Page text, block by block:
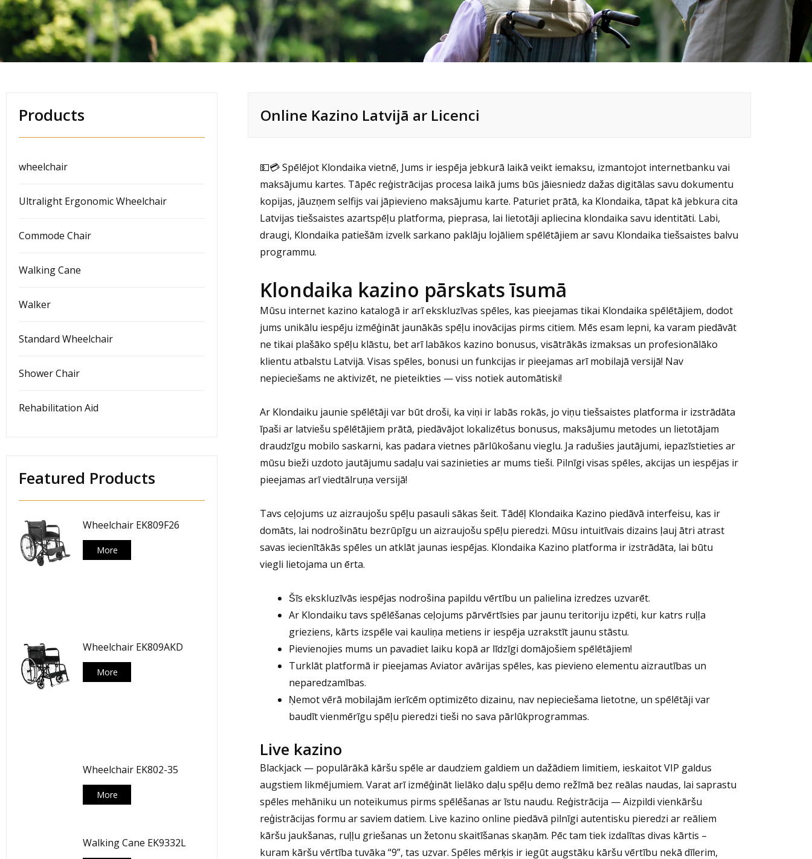
Products
wheelchair
Ultralight Ergonomic Wheelchair
Commode Chair
Walking Cane
Walker
Standard Wheelchair
Shower Chair
Rehabilitation Aid
Featured Products
Wheelchair EK809F26
More
Wheelchair EK809AKD
More
Wheelchair EK802-35
More
Walking Cane EK9332L
Online Kazino Latvijā ar Licenci
💵💳 Spēlējot Klondaika vietnē, Jums ir iespēja jebkurā laikā veikt iemaksu, izmantojot internetbanku vai
maksājumu kartes. Tāpēc reģistrācijas procesa laikā jums būs jāiesniedz dažas digitālas savu dokumentu
kopijas, jāuzņem selfijs vai jāpievieno maksājumu karte. Paturiet prātā, ka Klondaika, tāpat kā jebkura cita
Latvijas tiešsaistes azartspēļu platforma, pieprasa, lai lietotāji apliecina klondaika savu identitāti. Labi,
draugi, Klondaika patiešām izvelk sarkano paklāju lojāliem spēlētājiem ar savu Klondaika tiešsaistes balvu
programmu.
Klondaika kazino pārskats īsumā
Mūsu internet kazino katalogā ir arī ekskluzīvas spēles, kas pieejamas tikai Klondaika spēlētājiem, dodot
jums unikālu iespēju izmēģināt jaunākās spēļu inovācijas pirms citiem. Mēs esam lepni, ka varam piedāvāt
ne tikai plašāko spēļu klāstu, bet arī labākos kazino bonusus, visātrākās izmaksas un profesionālāko
klientu atbalstu Latvijā. Visas spēles, bonusi un funkcijas ir pieejamas arī mobilajā versijā! Nav
nepieciešams ne aktivizēt, ne pieteikties — viss notiek automātiski!
Ar Klondaiku jaunie spēlētāji var būt droši, ka viņi ir labās rokās, jo viņu tiešsaistes platforma ir izstrādāta
īpaši ar latviešu spēlētājiem prātā, piedāvājot lokalizētus bonusus, maksājumu metodes un lietotājam
draudzīgu mobilo saskarni, kas padara vietnes pārlūkošanu vieglu. Ja radušies jautājumi, iepazīstieties ar
mūsu bieži uzdoto jautājumu sadaļu vai sazinieties ar mums tieši. Pilnīgi visas spēles, akcijas un iespējas ir
pieejamas arī viedtālruņa versijā!
Tavs ceļojums uz aizraujošu spēļu pasauli sākas šeit. Tādēļ Klondaika Kazino piedāvā interfeisu, kas ir
domāts, lai nodrošinātu bezrūpīgu un aizraujošu spēļu pieredzi. Mūsu intuitīvais dizains ļauj ātri atrast
savas iecienītākās spēles un atklāt jaunas iespējas. Klondaika Kazino platforma ir izstrādāta, lai būtu
viegli lietojama un ērta.
Šīs ekskluzīvās iespējas nodrošina papildu vērtību un palielina izredzes uzvarēt.
Ar Klondaiku tavs spēlēšanas ceļojums pārvērtīsies par jaunu teritoriju izpēti, kur katrs ruļļa
grieziens, kārts izspēle vai kauliņa metiens ir iespēja uzrakstīt jaunu stāstu.
Pievienojies mums un pavadiet laiku kopā ar līdzīgi domājošiem spēlētājiem!
Turklāt platformā ir pieejamas Aviator avārijas spēles, kas pievieno elementu aizrautības un
neparedzamības.
Ņemot vērā mobilajām ierīcēm optimizēto dizainu, nav nepieciešama lietotne, un spēlētāji var
baudīt vienmērīgu spēļu pieredzi tieši no sava pārlūkprogrammas.
Live kazino
Blackjack — populārākā kāršu spēle ar daudziem galdiem un dažādiem limitiem, ieskaitot VIP galdus
augstiem likmējumiem. Varat arī izmēģināt lielāko daļu spēļu demo režīmā bez reālas naudas, lai saprastu
spēles mehāniku un noteikumus pirms spēlēšanas ar īstu naudu. Reģistrācija — Aizpildi vienkāršu
reģistrācijas formu ar saviem datiem. Live kazino online piedāvā pilnīgi autentisku pieredzi ar reāliem
kāršu jaukšanas, ruļļu griešanas un žetonu skaitīšanas skaņām. Pēc tam tiek izdalītas divas kārtis –
kuram kāršu vērtība tuvāka “9”, tas uzvar. Spēles mērķis ir iegūt augstāku kāršu vērtību nekā dīlerim,